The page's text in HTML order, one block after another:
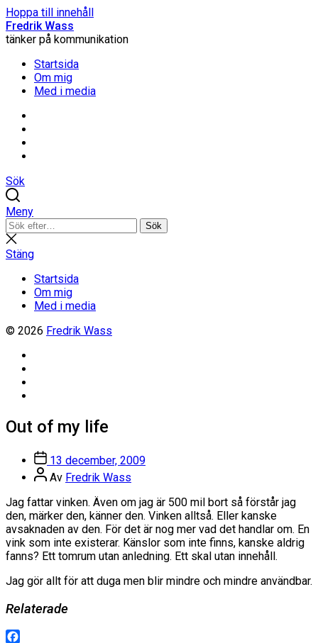
Hoppa till innehåll
Fredrik Wass
tänker på kommunikation
Startsida
Om mig
Med i media
Sök
Meny
Sök
efter:
Sök
Stäng
sökning
Stäng
Startsida
Om mig
Med i media
© 2026 Fredrik Wass
Out of my life
Inläggsdatum
13 december, 2009
Inläggsförfattare
Av Fredrik Wass
Jag fattar vinken. Även om jag är 500 mil bort så förstår jag
den, märker den, känner den. Vinken alltså. Eller kanske
avsaknaden av den. För det är nog mer vad det handlar om. En
vink som inte existerar. Känslor som inte finns, kanske aldrig
fanns? Ett tomrum utan anledning. Ett skal utan innehåll.
Jag gör allt för att duga men blir mindre och mindre användbar.
Relaterade